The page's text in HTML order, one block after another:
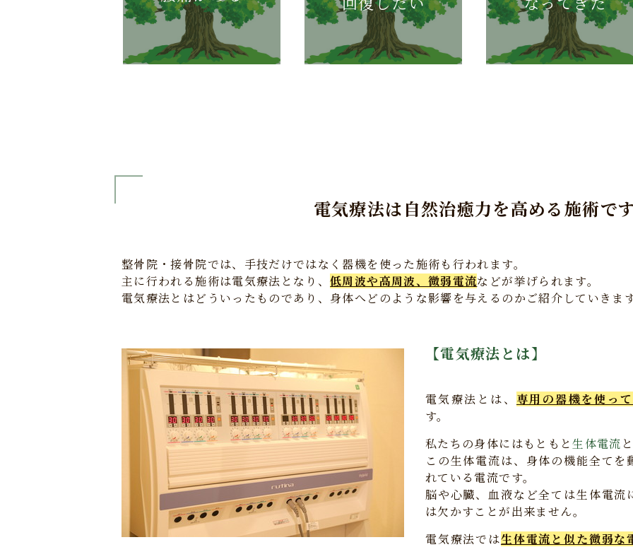
電気療法は自然治癒力を高める施術で
整骨院・接骨院では、手技だけではなく器機を使った施術も行われます。
主に行われる施術は電気療法となり、低周波や高周波、微弱電流などが挙げられます。
電気療法とはどういったものであり、身体へどのような影響を与えるのかご紹介していきま
【電気療法とは】
電気療法とは、 専用の器機を使っ
す。
私たちの身体にはもともと生体電流
この生体電流は、身体の機能全て
れている電流です。
脳や心臓、血液など全ては生体電
は欠かすことが出来ません。
電気療法では生体電流と似た微弱な